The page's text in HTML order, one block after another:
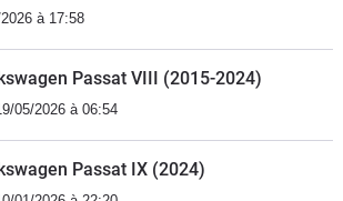
à 17:58
Passat VIII (2015-2024)
05/2026 à 06:54
Passat IX (2024)